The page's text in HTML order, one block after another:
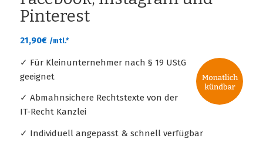
Pinterest
21,90€ /mtl.*
✓ Für Kleinunternehmer nach § 19 UStG
geeignet
✓ Abmahnsichere Rechtstexte von der
IT-Recht Kanzlei
✓ Individuell angepasst & schnell verfügbar